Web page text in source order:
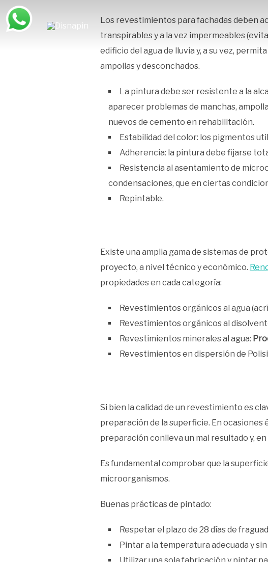
Saltar
contenido
Los revestimientos para fachadas deben
transpirables y a la vez impermeables
edificio del agua de lluvia y, a su vez,
ampollas y desconchados.
La pintura debe ser resistente a la
aparecer problemas de manchas,
nuevos de cemento en rehabilitación.
Estabilidad del color: los pigmentos
Adherencia: la pintura debe fijarse
Resistencia al asentamiento de
condensaciones, que en ciertas
Repintable.
​Existe una amplia gama de sistemas de
proyecto, a nivel técnico y económico.
propiedades en cada categoría:
Revestimientos orgánicos al agua
Revestimientos orgánicos al
Revestimientos minerales al agua:
Revestimientos en dispersión de
​Si bien la calidad de un revestimiento es
preparación de la superficie. En
preparación conlleva un mal resultado y,
Es fundamental comprobar que la
microorganismos.
Buenas prácticas de pintado:
Respetar el plazo de 28 días de
Pintar a la temperatura adecuada y